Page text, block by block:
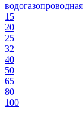
водогазопроводная
15
20
25
32
40
50
65
80
100